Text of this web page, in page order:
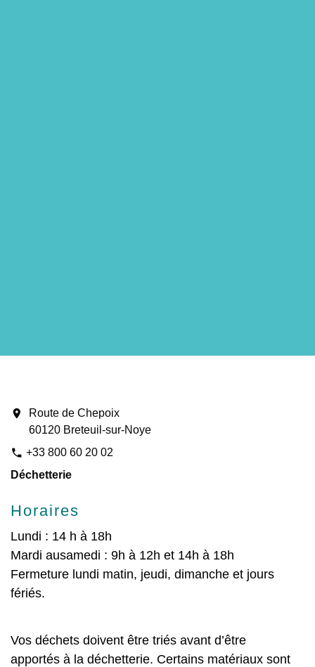
location_on
Route de Chepoix
60120 Breteuil-sur-Noye
phone +33 800 60 20 02
Déchetterie
Horaires
Lundi : 14 h à 18h
Mardi ausamedi : 9h à 12h et 14h à 18h
Fermeture lundi matin, jeudi, dimanche et jours
fériés.
Vos déchets doivent être triés avant d’être
apportés à la déchetterie. Certains matériaux sont